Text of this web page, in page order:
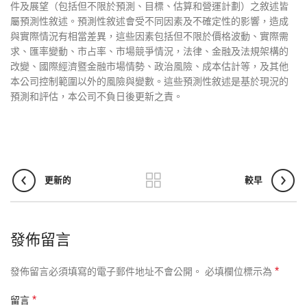
件及展望（包括但不限於預測、目標、估算和營運計劃）之敘述皆
屬預測性敘述。預測性敘述會受不同因素及不確定性的影響，造成
與實際情況有相當差異，這些因素包括但不限於價格波動、實際需
求、匯率變動、市占率、市場競爭情況，法律、金融及法規架構的
改變、國際經濟暨金融市場情勢、政治風險、成本估計等，及其他
本公司控制範圍以外的風險與變數。這些預測性敘述是基於現況的
預測和評估，本公司不負日後更新之責。
更新的 較早
發佈留言
發佈留言必須填寫的電子郵件地址不會公開。 必填欄位標示為 *
留言 *